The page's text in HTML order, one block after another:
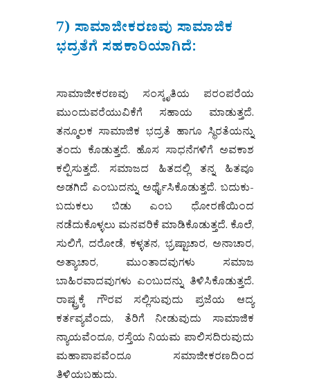
7) ಸಾಮಾಜೀಕರಣವು ಸಾಮಾಜಿಕ
ಭದ್ರತೆಗೆ ಸಹಕಾರಿಯಾಗಿದೆ:
ಸಾಮಾಜೀಕರಣವು ಸಂಸ್ಕೃತಿಯ ಪರಂಪರೆಯ
ಮುಂದುವರೆಯುವಿಕೆಗೆ ಸಹಾಯ ಮಾಡುತ್ತದೆ.
ತನ್ಮೂಲಕ ಸಾಮಾಜಿಕ ಭದ್ರತೆ ಹಾಗೂ ಸ್ಥಿರತೆಯನ್ನು
ತಂದು ಕೊಡುತ್ತದೆ. ಹೊಸ ಸಾಧನೆಗಳಿಗೆ ಅವಕಾಶ
ಕಲ್ಪಿಸುತ್ತದೆ. ಸಮಾಜದ ಹಿತದಲ್ಲಿ ತನ್ನ ಹಿತವೂ
ಅಡಗಿದೆ ಎಂಬುದನ್ನು ಅರ್ಥೈಸಿಕೊಡುತ್ತದೆ. ಬದುಕು-
ಬದುಕಲು ಬಿಡು ಎಂಬ ಧೋರಣೆಯಿಂದ
ನಡೆದುಕೊಳ್ಳಲು ಮನವರಿಕೆ ಮಾಡಿಕೊಡುತ್ತದೆ. ಕೊಲೆ,
ಸುಲಿಗೆ, ದರೋಡೆ, ಕಳ್ಳತನ, ಭ್ರಷ್ಟಾಚಾರ, ಅನಾಚಾರ,
ಅತ್ಯಾಚಾರ, ಮುಂತಾದವುಗಳು ಸಮಾಜ
ಬಾಹಿರವಾದವುಗಳು ಎಂಬುದನ್ನು ತಿಳಿಸಿಕೊಡುತ್ತದೆ.
ರಾಷ್ಟ್ರಕ್ಕೆ ಗೌರವ ಸಲ್ಲಿಸುವುದು ಪ್ರಜೆಯ ಆದ್ಯ
ಕರ್ತವ್ಯವೆಂದು, ತೆರಿಗೆ ನೀಡುವುದು ಸಾಮಾಜಿಕ
ನ್ಯಾಯವೆಂದೂ, ರಸ್ತೆಯ ನಿಯಮ ಪಾಲಿಸದಿರುವುದು
ಮಹಾಪಾಪವೆಂದೂ ಸಮಾಜೀಕರಣದಿಂದ
ತಿಳಿಯಬಹುದು.